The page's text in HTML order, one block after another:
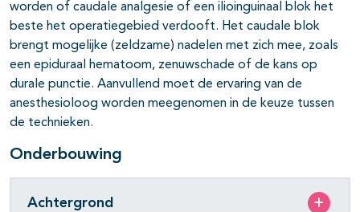
worden of caudale analgesie of een ilioinguinaal blok het
beste het operatiegebied verdooft. Het caudale blok
brengt mogelijke (zeldzame) nadelen met zich mee, zoals
een epiduraal hematoom, zenuwschade of de kans op
durale punctie. Aanvullend moet de ervaring van de
anesthesioloog worden meegenomen in de keuze tussen
de technieken.
Onderbouwing
Achtergrond